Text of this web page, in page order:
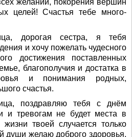
желаний, покорения вершин
целей! Счастья тебе много-
дорогая сестра, я тебя
и хочу пожелать чудесного
достижения поставленных
благополучия и достатка в
и понимания родных,
счастья.
поздравляю тебя с днём
и тревогам не будет места в
твоей случается только
души желаю доброго здоровья,